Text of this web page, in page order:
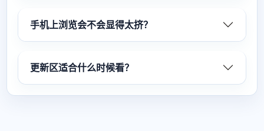
手机上浏览会不会显得太挤？
更新区适合什么时候看？